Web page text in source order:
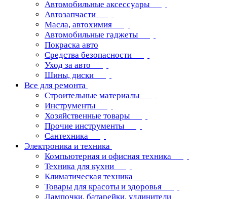
Автомобильные аксессуары
Автозапчасти
Масла, автохимия
Автомобильные гаджеты
Покраска авто
Средства безопасности
Уход за авто
Шины, диски
Все для ремонта
Строительные материалы
Инструменты
Хозяйственные товары
Прочие инструменты
Сантехника
Электроника и техника
Компьютерная и офисная техника
Техника для кухни
Климатическая техника
Товары для красоты и здоровья
Лампочки, батарейки, удлинители